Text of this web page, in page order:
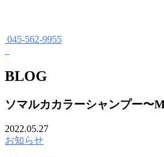
045-562-9955
BLOG
ソマルカカラーシャンプー〜
2022.05.27
お知らせ